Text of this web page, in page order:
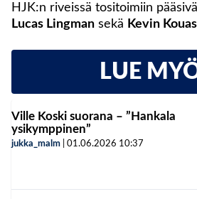
HJK:n riveissä tositoimiin
Lucas Lingman sekä Kevin
LUE
Ville Koski suorana – ”Hankala
ysikymppinen”
jukka_malm 01.06.2026 10:37